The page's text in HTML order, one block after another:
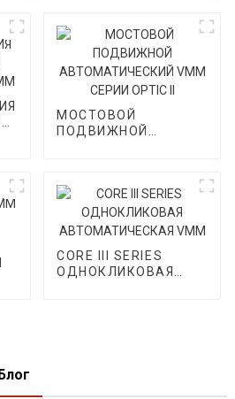
МОСТОВОЙ
ПОДВИЖНОЙ
CORE III SERIES
ОДНОКЛИКОВАЯ